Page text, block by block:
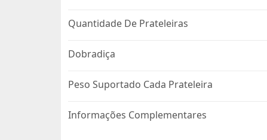
Quantidade De Prateleiras
Dobradiça
Peso Suportado Cada Prateleira
Informações Complementares